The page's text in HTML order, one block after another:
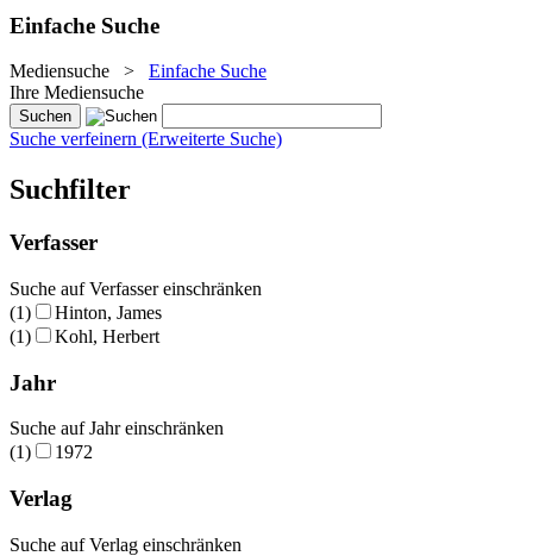
Einfache Suche
Mediensuche > Einfache Suche
Ihre Mediensuche
Suche verfeinern (Erweiterte Suche)
Suchfilter
Verfasser
Suche auf Verfasser einschränken
(1)
Hinton, James
(1)
Kohl, Herbert
Jahr
Suche auf Jahr einschränken
(1)
1972
Verlag
Suche auf Verlag einschränken